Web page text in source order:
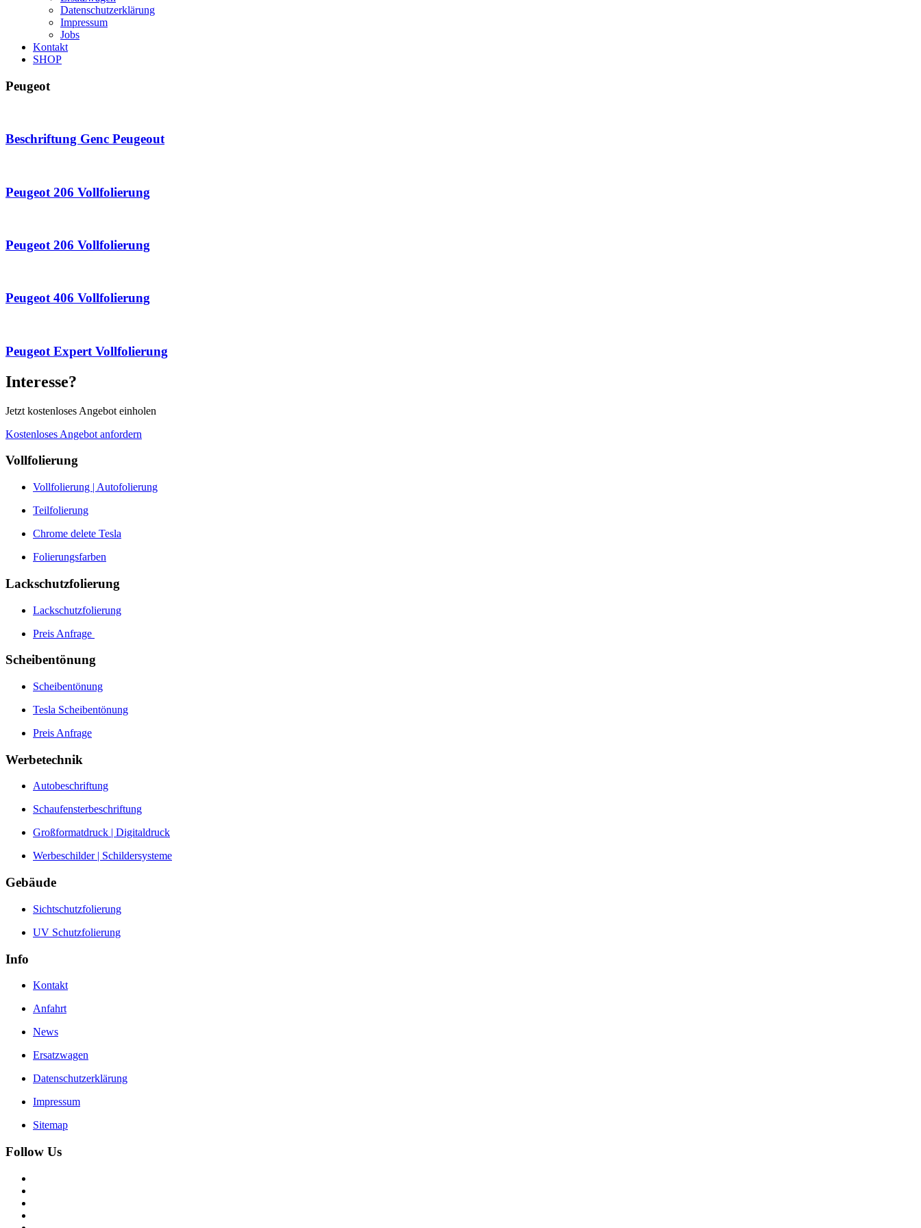
Datenschutzerklärung
Impressum
Jobs
Kontakt
SHOP
Peugeot
Beschriftung Genc Peugeout
Peugeot 206 Vollfolierung
Peugeot 206 Vollfolierung
Peugeot 406 Vollfolierung
Peugeot Expert Vollfolierung
Interesse?
Jetzt kostenloses Angebot einholen
Kostenloses Angebot anfordern
Vollfolierung
Vollfolierung | Autofolierung
Teilfolierung
Chrome delete Tesla
Folierungsfarben
Lackschutzfolierung
Lackschutzfolierung
Preis Anfrage
Scheibentönung
Scheibentönung
Tesla Scheibentönung
Preis Anfrage
Werbetechnik
Autobeschriftung
Schaufensterbeschriftung
Großformatdruck | Digitaldruck
Werbeschilder | Schildersysteme
Gebäude
Sichtschutzfolierung
UV Schutzfolierung
Info
Kontakt
Anfahrt
News
Ersatzwagen
Datenschutzerklärung
Impressum
Sitemap
Follow Us